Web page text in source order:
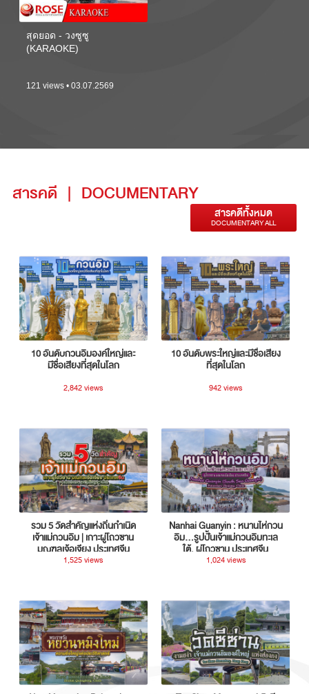
สุดยอด - วงซูซู
(KARAOKE)
121 views • 03.07.2569
สารคดี | DOCUMENTARY
สารคดีทั้งหมด
DOCUMENTARY ALL
10 อันดับกวนอิมองค์ใหญ่และ
มีชื่อเสียงที่สุดในโลก
2,842 views
10 อันดับพระใหญ่และมีชื่อเสียง
ที่สุดในโลก
942 views
รวม 5 วัดสำคัญแห่งถิ่นกำเนิด
เจ้าแม่กวนอิม | เกาะผู่โถวซาน
มณฑลเจ้อเจียง ประเทศจีน
1,525 views
Nanhai Guanyin : หนานไห่กวน
อิม...รูปปั้นเจ้าแม่กวนอิมทะเล
ใต้, ผู่โถวซาน ประเทศจีน
1,024 views